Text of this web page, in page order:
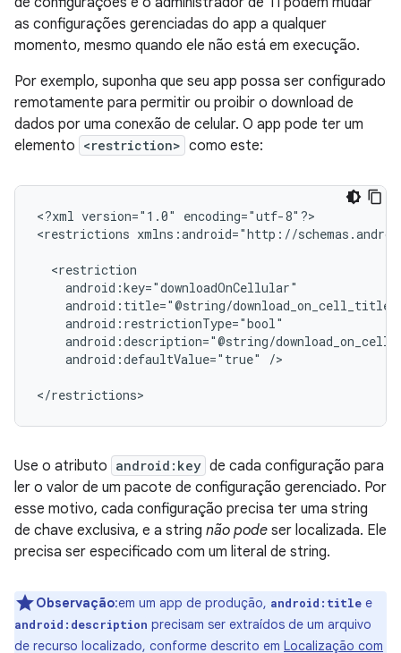
as configurações gerenciadas do app a qualquer
momento, mesmo quando ele não está em execução.
Por exemplo, suponha que seu app possa ser configurado
remotamente para permitir ou proibir o download de
dados por uma conexão de celular. O app pode ter um
elemento <restriction> como este:
<?xml version="1.0"
encoding="utf-8"?>
<restrictions xmlns:android="http://
android:defaultValue="true" />
</restrictions>
Use o atributo android:key de cada configuração para
ler o valor de um pacote de configuração gerenciado. Por
esse motivo, cada configuração precisa ter uma string
de chave exclusiva, e a string não pode ser localizada. Ele
precisa ser especificado com um literal de string.
Observação:em um app de produção, android:title e
android:description precisam ser extraídos de um arquivo
de recurso localizado, conforme descrito em Localização com